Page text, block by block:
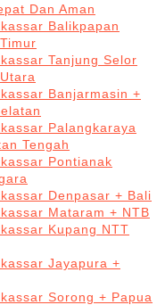
Dan Aman
Balikpapan
Tanjung Selor
Banjarmasin +
Palangkaraya
Tengah
Pontianak
Denpasar + Bali
Mataram + NTB
Kupang NTT
Jayapura +
Sorong + Papua